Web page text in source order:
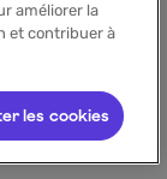
améliorer la
et contribuer à
les cookies